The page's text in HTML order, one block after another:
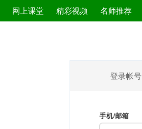
网上课堂 精彩视频 名师推荐
登录帐号
手机/邮箱